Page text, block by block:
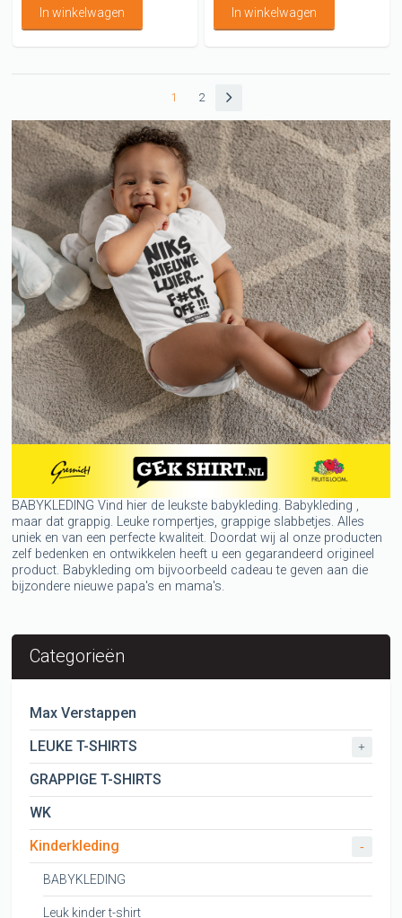
In winkelwagen In winkelwagen
1 2
BABYKLEDING Vind hier de leukste babykleding. Babykleding ,
maar dat grappig. Leuke rompertjes, grappige slabbetjes. Alles
uniek en van een perfecte kwaliteit. Doordat wij al onze producten
zelf bedenken en ontwikkelen heeft u een gegarandeerd origineel
product. Babykleding om bijvoorbeeld cadeau te geven aan die
bijzondere nieuwe papa's en mama's.
Categorieën
Max Verstappen
LEUKE T-SHIRTS
+
GRAPPIGE T-SHIRTS
WK
Kinderkleding
-
BABYKLEDING
Leuk kinder t-shirt